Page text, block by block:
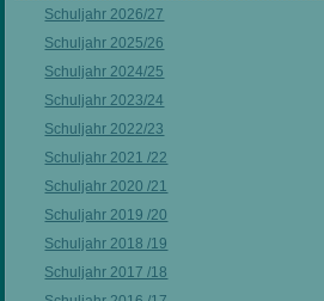
Schuljahr 2026/27
Schuljahr 2025/26
Schuljahr 2024/25
Schuljahr 2023/24
Schuljahr 2022/23
Schuljahr 2021 /22
Schuljahr 2020 /21
Schuljahr 2019 /20
Schuljahr 2018 /19
Schuljahr 2017 /18